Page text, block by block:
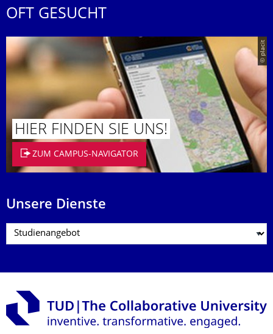
OFT GESUCHT
© placit
HIER FINDEN SIE UNS!
ZUM CAMPUS-NAVIGATOR
Unsere Dienste